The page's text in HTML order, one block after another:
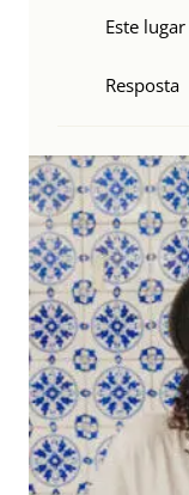
Este
Resposta